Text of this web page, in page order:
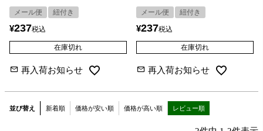
メール便 紐付き
¥237税込
在庫切れ
再入荷お知らせ
メール便 紐付き
¥237税込
在庫切れ
再入荷お知らせ
並び替え 新着順 価格が安い順 価格が高い順 レビュー順